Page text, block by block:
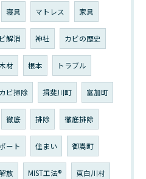
寝具 マトレス 家具
解消 神社 カビの歴史
材 根本 トラブル
カビ掃除 揖斐川町 富加町
徹底 排除 徹底排除
ート 住まい 御嵩町
放 MIST工法®︎ 東白川村